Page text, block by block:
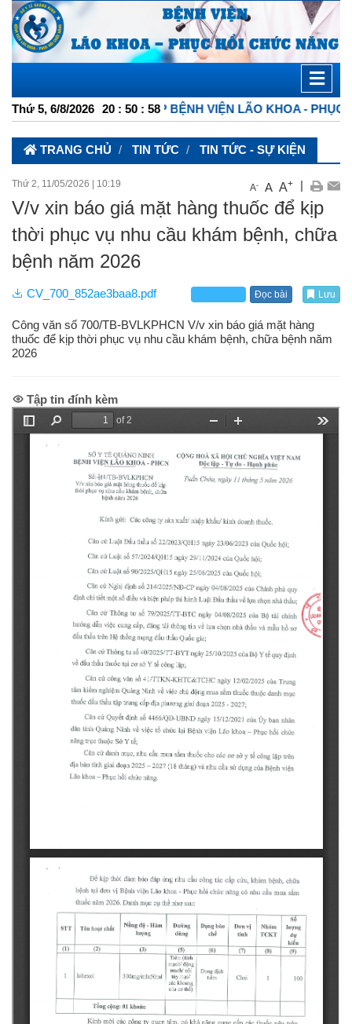
Thứ 5, 6/8/2026 20 : 50 : 58
TỬ TỔNG HỢP BỆNH VIỆN LÃO KHOA - PHỤC HỒI
TRANG CHỦ TIN TỨC TIN TỨC - SỰ KIỆN
Thứ 2, 11/05/2026 10:19 A- A A+ |
V/v xin báo giá mặt hàng thuốc để kịp
thời phục vụ nhu cầu khám bệnh, chữa
bệnh năm 2026
CV_700_852ae3baa8.pdf Đọc bài Lưu
Công văn số 700/TB-BVLKPHCN V/v xin báo giá mặt hàng
thuốc để kịp thời phục vụ nhu cầu khám bệnh, chữa bệnh năm
2026
Tập tin đính kèm